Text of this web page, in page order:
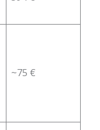
~75 €